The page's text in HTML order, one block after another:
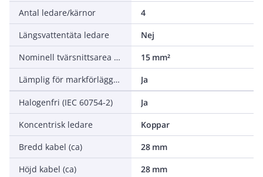
Antal ledare/kärnor
4
Längsvattentäta ledare
Nej
Nominell tvärsnittsarea koncentrisk ledare
15 mm²
Lämplig för markförläggning
Ja
Halogenfri (IEC 60754-2)
Ja
Koncentrisk ledare
Koppar
Bredd kabel (ca)
28 mm
Höjd kabel (ca)
28 mm